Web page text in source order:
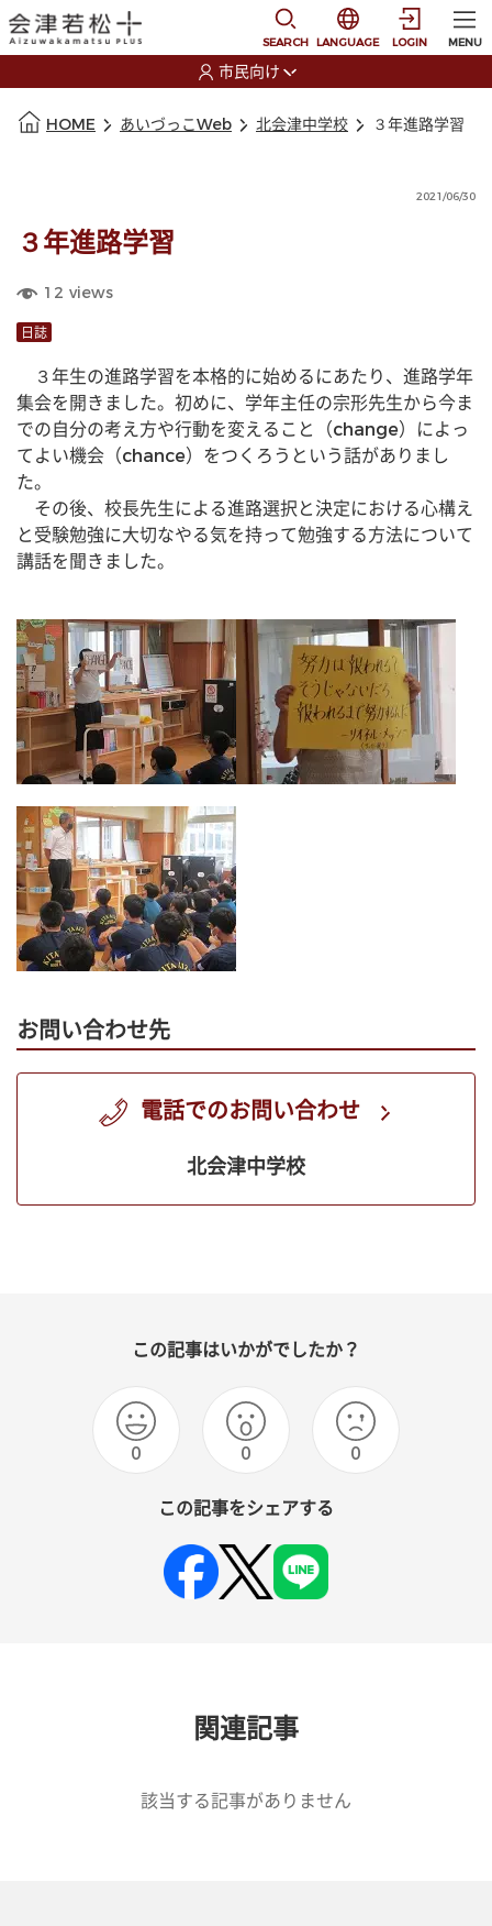
SEARCH
選択すると言語の切
LANGUAGE LOGIN MENU
市民向け
HOME あいづっこWeb 北会津中学校 ３年進路学習
2021/06/30
３年進路学習
12 views
日誌
３年生の進路学習を本格的に始めるにあたり、進路学年
集会を開きました。初めに、学年主任の宗形先生から今ま
での自分の考え方や行動を変えること（change）によっ
てよい機会（chance）をつくろうという話がありまし
た。
その後、校長先生による進路選択と決定における心構え
と受験勉強に大切なやる気を持って勉強する方法について
講話を聞きました。
お問い合わせ先
電話でのお問い合わせ
北会津中学校
この記事はいかがでしたか？
0 0 0
この記事をシェアする
関連記事
該当する記事がありません